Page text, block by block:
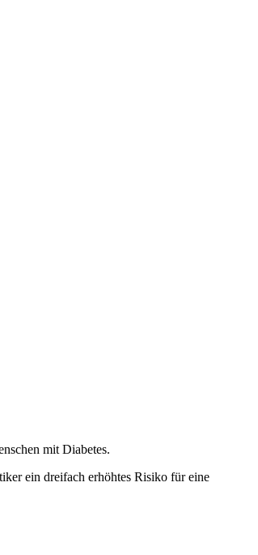
mit Diabetes.
ein dreifach erhöhtes Risiko für eine